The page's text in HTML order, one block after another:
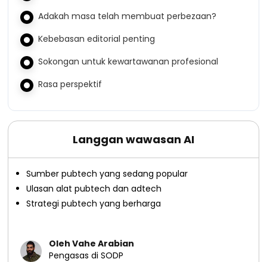
Adakah masa telah membuat perbezaan?
Kebebasan editorial penting
Sokongan untuk kewartawanan profesional
Rasa perspektif
Langgan wawasan AI
Sumber pubtech yang sedang popular
Ulasan alat pubtech dan adtech
Strategi pubtech yang berharga
Oleh Vahe Arabian
Pengasas di SODP